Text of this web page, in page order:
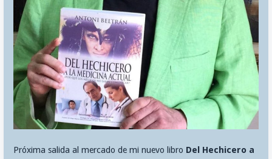
Próxima salida al mercado de mi nuevo libro Del Hechicero a